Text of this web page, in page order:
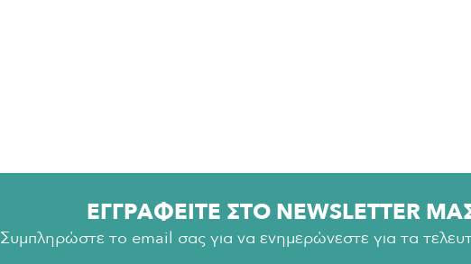
ΕΓΓΡΑΦΕΙΤΕ ΣΤΟ NEWSLETTER
Συμπληρώστε το email σας για να ενημερώνεστε για τα